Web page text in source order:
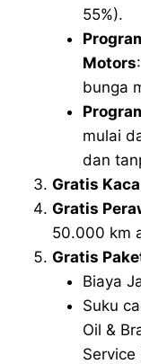
55%).
Motors
bunga
mulai
dan
Gratis
Gratis
50.000 km
Gratis
Biaya
Suku
Oil &
Service